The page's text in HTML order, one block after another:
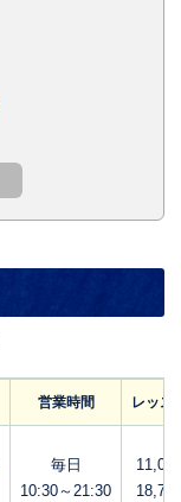
営業時間 レッス
毎日
10:30～21:30